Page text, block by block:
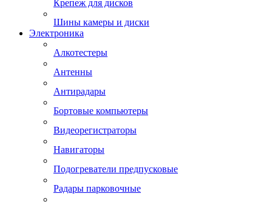
Крепеж для дисков
Шины камеры и диски
Электроника
Алкотестеры
Антенны
Антирадары
Бортовые компьютеры
Видеорегистраторы
Навигаторы
Подогреватели предпусковые
Радары парковочные